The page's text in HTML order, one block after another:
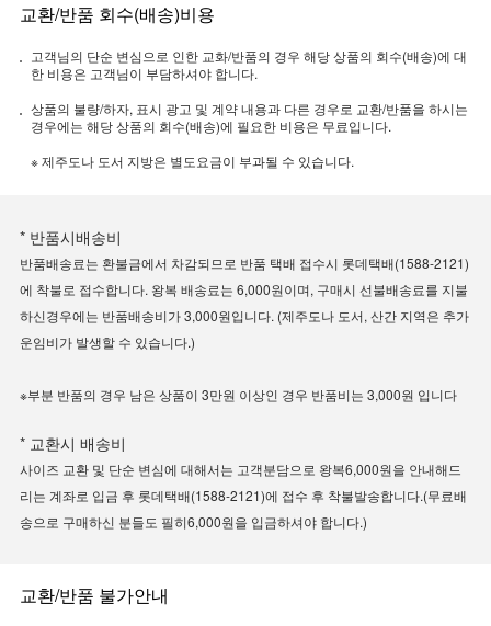
교환/반품 회수(배송)비용
고객님의 단순 변심으로 인한 교화/반품의 경우 해당 상품의 회수(배송)에 대
한 비용은 고객님이 부담하셔야 합니다.
상품의 불량/하자, 표시 광고 및 계약 내용과 다른 경우로 교환/반품을 하시는
경우에는 해당 상품의 회수(배송)에 필요한 비용은 무료입니다.
※ 제주도나 도서 지방은 별도요금이 부과될 수 있습니다.
* 반품시배송비
반품배송료는 환불금에서 차감되므로 반품 택배 접수시 롯데택배(1588-2121)
에 착불로 접수합니다. 왕복 배송료는 6,000원이며, 구매시 선불배송료를 지불
하신경우에는 반품배송비가 3,000원입니다. (제주도나 도서, 산간 지역은 추가
운임비가 발생할 수 있습니다.)
※부분 반품의 경우 남은 상품이 3만원 이상인 경우 반품비는 3,000원 입니다
* 교환시 배송비
사이즈 교환 및 단순 변심에 대해서는 고객분담으로 왕복6,000원을 안내해드
리는 계좌로 입금 후 롯데택배(1588-2121)에 접수 후 착불발송합니다.(무료배
송으로 구매하신 분들도 필히6,000원을 입금하셔야 합니다.)
교환/반품 불가안내